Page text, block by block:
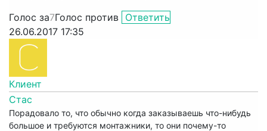
Голос за7Голос против Ответить
26.06.2017 17:35
Клиент
Стас
Порадовало то, что обычно когда заказываешь что-нибудь
большое и требуются монтажники, то они почему-то